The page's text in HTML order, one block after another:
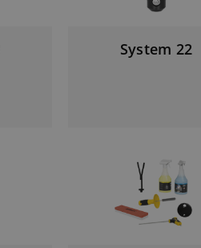
System 22